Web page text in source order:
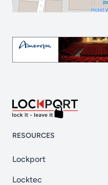
RESOURCES
Lockport
Locktec